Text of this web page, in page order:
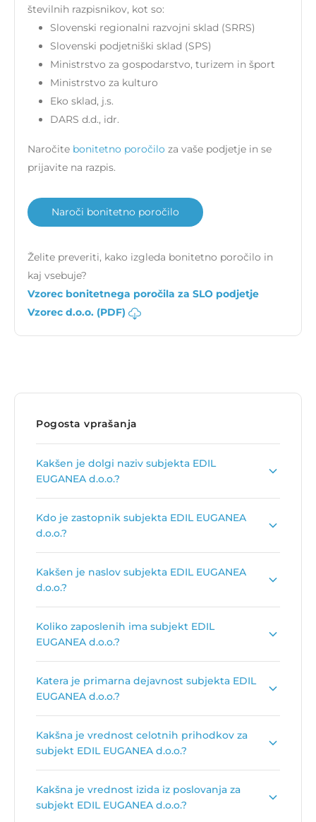
številnih razpisnikov, kot so:
Slovenski regionalni razvojni sklad (SRRS)
Slovenski podjetniški sklad (SPS)
Ministrstvo za gospodarstvo, turizem in šport
Ministrstvo za kulturo
Eko sklad, j.s.
DARS d.d., idr.
Naročite bonitetno poročilo za vaše podjetje in se
prijavite na razpis.
Naroči bonitetno poročilo
Želite preveriti, kako izgleda bonitetno poročilo in
kaj vsebuje?
Vzorec bonitetnega poročila za SLO podjetje
Vzorec d.o.o. (PDF)
Pogosta vprašanja
Kakšen je dolgi naziv subjekta EDIL
EUGANEA d.o.o.?
d.o.o..
Kdo je zastopnik subjekta EDIL EUGANEA
d.o.o.?
Kakšen je naslov subjekta EDIL EUGANEA
d.o.o.?
Koper - Capodistria.
Koliko zaposlenih ima subjekt EDIL
EUGANEA d.o.o.?
Katera je primarna dejavnost subjekta EDIL
EUGANEA d.o.o.?
d.o.o. jeTrgovina na debelo z lesom,
gradbenim materialom in sanitarno opremo
Kakšna je vrednost celotnih prihodkov za
subjekt EDIL EUGANEA d.o.o.?
EUGANEA d.o.o. je750.306 €.
Kakšna je vrednost izida iz poslovanja za
subjekt EDIL EUGANEA d.o.o.?